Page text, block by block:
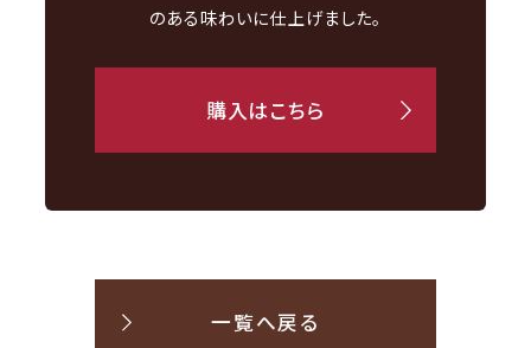
のある味わいに仕上げました。
購入はこちら
一覧へ戻る